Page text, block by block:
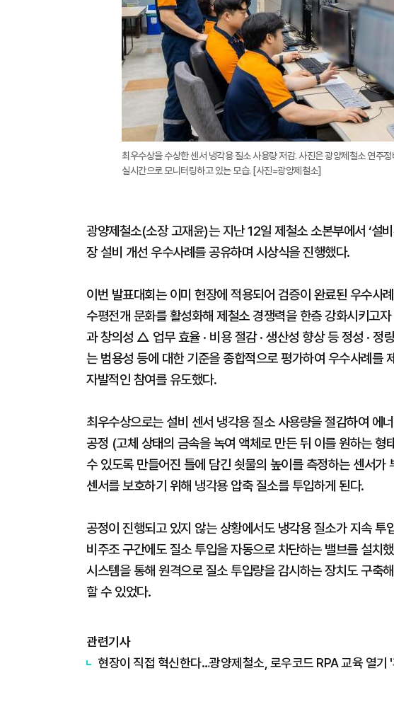
최우수상을 수상한 센서 냉각용 질소 사용량 저감. 사진은 광양제철소 연주
실시간으로 모니터링하고 있는 모습. [사진=광양제철소]
광양제철소(소장 고재윤)는 지난 12일 제철소 소본부에서 ‘설
장 설비 개선 우수사례를 공유하며 시상식을 진행했다.
이번 발표대회는 이미 현장에 적용되어 검증이 완료된 우수사
수평전개 문화를 활성화해 제철소 경쟁력을 한층 강화시키고
과 창의성 △ 업무 효율 · 비용 절감 · 생산성 향상 등 정성 ·
는 범용성 등에 대한 기준을 종합적으로 평가하여 우수사례를
자발적인 참여를 유도했다.
최우수상으로는 설비 센서 냉각용 질소 사용량을 절감하여 에
공정 (고체 상태의 금속을 녹여 액체로 만든 뒤 이를 원하는 형
수 있도록 만들어진 틀에 담긴 쇳물의 높이를 측정하는 센서가
센서를 보호하기 위해 냉각용 압축 질소를 투입하게 된다.
공정이 진행되고 있지 않는 상황에서도 냉각용 질소가 지속 투
비주조 구간에도 질소 투입을 자동으로 차단하는 밸브를 설치
시스템을 통해 원격으로 질소 투입량을 감시하는 장치도 구축
할 수 있었다.
관련기사
현장이 직접 혁신한다…광양제철소, 로우코드 RPA 교육 열기